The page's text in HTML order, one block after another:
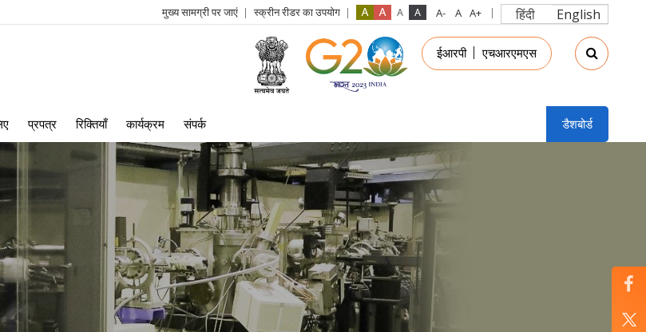
मुख्य सामग्री पर जाएं स्क्रीन रीडर का उपयोग हिंदी English
login
menu
ईआरपी एचआरएमएस
प्रपत्र रिक्तियाँ कार्यक्रम संपर्क डैशबोर्ड